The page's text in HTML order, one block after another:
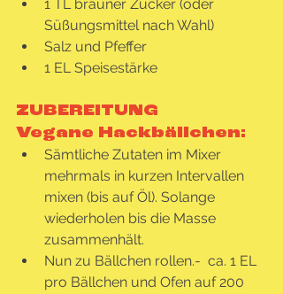
1 TL brauner Zucker (oder
Süßungsmittel nach Wahl)
Salz und Pfeffer
1 EL Speisestärke
ZUBEREITUNG
Vegane Hackbällchen:
Sämtliche Zutaten im Mixer
mehrmals in kurzen Intervallen
mixen (bis auf Öl). Solange
wiederholen bis die Masse
zusammenhält.
Nun zu Bällchen rollen.-  ca. 1 EL
pro Bällchen und Ofen auf 200